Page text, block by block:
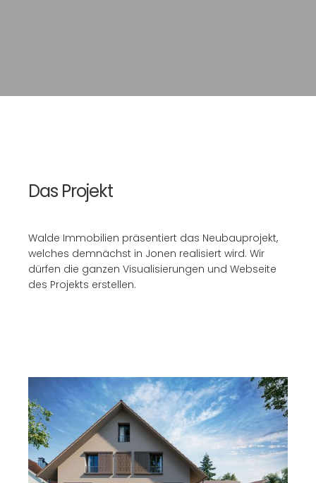
Das Projekt
Walde Immobilien präsentiert das Neubauprojekt,
welches demnächst in Jonen realisiert wird. Wir
dürfen die ganzen Visualisierungen und Webseite
des Projekts erstellen.